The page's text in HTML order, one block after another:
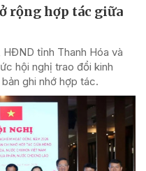
rộng hợp tác giữa
tỉnh Thanh Hóa và
hội nghị trao đổi kinh
ghi nhớ hợp tác.